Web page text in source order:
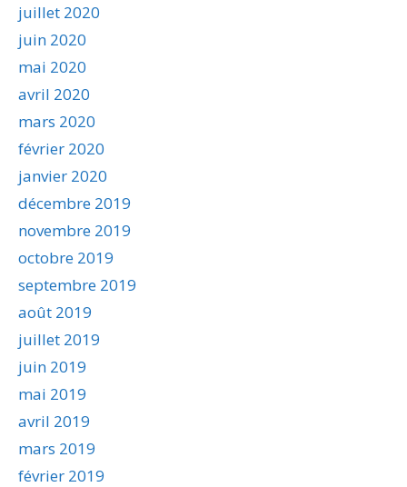
juillet 2020
juin 2020
mai 2020
avril 2020
mars 2020
février 2020
janvier 2020
décembre 2019
novembre 2019
octobre 2019
septembre 2019
août 2019
juillet 2019
juin 2019
mai 2019
avril 2019
mars 2019
février 2019